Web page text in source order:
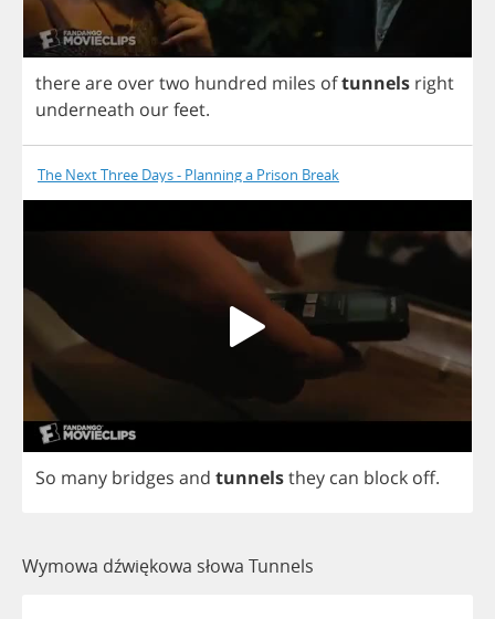
thereare overtwo hundred miles oftunnels right
underneath ourfeet.
The Next Three Days - Planning a Prison Break
So many bridges and tunnelsthey can block off.
Wymowa dźwiękowa słowa Tunnels